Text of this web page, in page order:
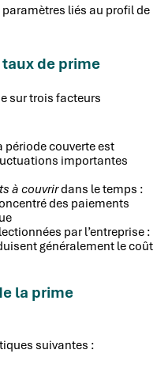
liés au profil de
de prime
sur trois facteurs
période couverte est
importantes
à couvrirdans le temps :
des paiements
par l’entreprise :
généralement le coût
la prime
suivantes :